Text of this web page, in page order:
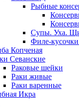
Рыбные
Супы. Уха.
Филе-
Копченая
Севанские
Раковые шейки
Раки живые
Раки варенные
Икра